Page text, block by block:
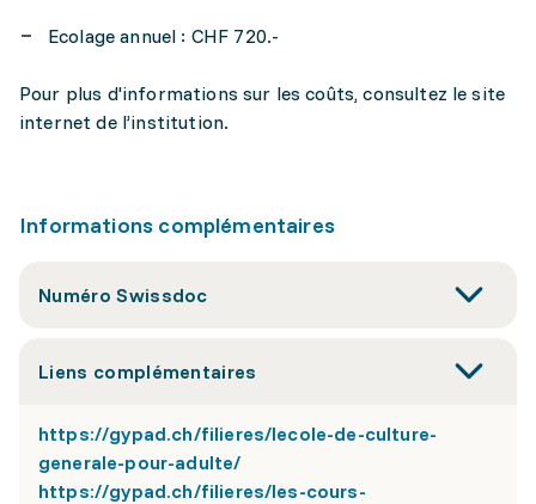
Ecolage annuel : CHF 720.-
Pour plus d'informations sur les coûts, consultez le site
internet de l’institution.
Informations complémentaires
Numéro Swissdoc
Liens complémentaires
https://gypad.ch/filieres/lecole-de-culture-
generale-pour-adulte/
https://gypad.ch/filieres/les-cours-